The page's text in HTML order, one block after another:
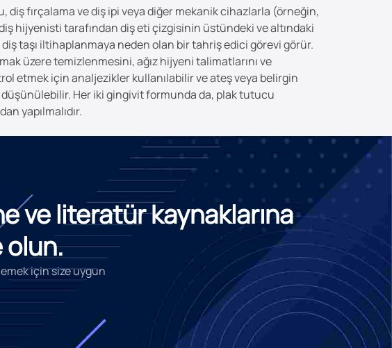
diş fırçalama ve diş ipi veya diğer mekanik cihazlarla (örneğin,
hijyenisti tarafından diş eti çizgisinin üstündeki ve altındaki
taşı iltihaplanmaya neden olan bir tahriş edici görevi görür.
üzere temizlenmesini, ağız hijyeni talimatlarını ve
etmek için analjezikler kullanılabilir ve ateş veya belirgin
Her iki gingivit formunda da, plak tutucu
yapılmalıdır.
ve literatür kaynaklarına
olun.
için size uygun